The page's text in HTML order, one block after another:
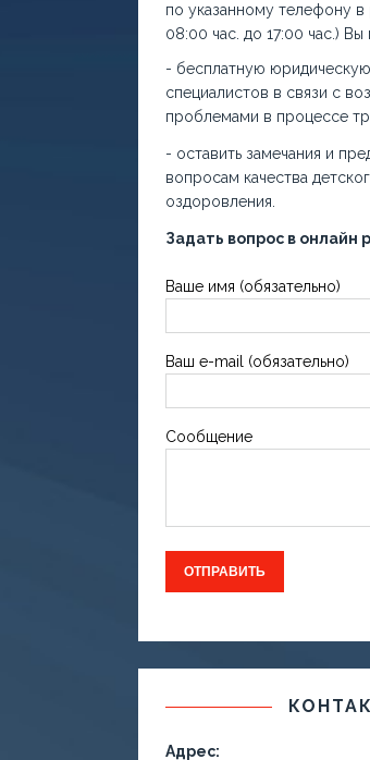
по указанному телефону
08:00 час. до 17:00 час.)
- бесплатную
специалистов в связи с
проблемами в процессе
- оставить замечания и
вопросам качества
оздоровления.
Задать вопрос в онлайн
Ваше имя (обязательно)
Ваш e-mail (обязательно)
Сообщение
Адрес: